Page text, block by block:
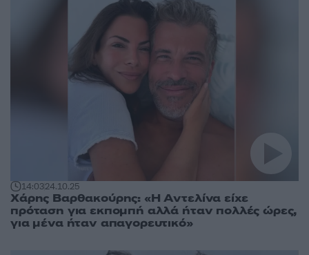
14:0324.10.25
Χάρης Βαρθακούρης: «Η Αντελίνα είχε
πρόταση για εκπομπή αλλά ήταν πολλές ώρες,
για μένα ήταν απαγορευτικό»